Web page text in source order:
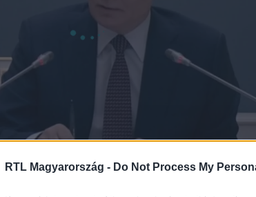
RTL Magyarország - Do Not Process My